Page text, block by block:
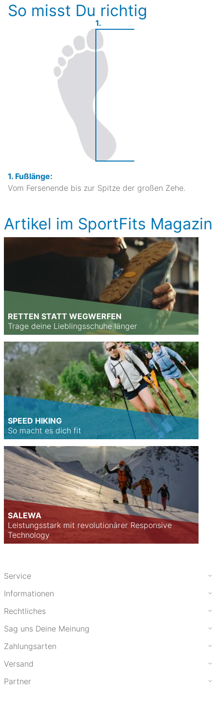
So misst Du richtig
1.
1. Fußlänge:
Vom Fersenende bis zur Spitze der großen Zehe.
Artikel im SportFits Magazin
RETTEN STATT WEGWERFEN
Trage deine Lieblingsschuhe länger
SPEED HIKING
So macht es dich fit
SALEWA
Leistungsstark mit revolutionärer Responsive
Technology
Service
Informationen
Rechtliches
Sag uns Deine Meinung
Zahlungsarten
Versand
Partner